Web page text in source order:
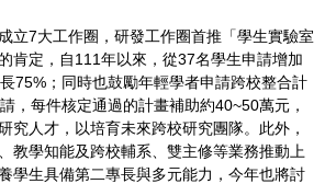
立7大工作圈，研發工作圈首推「學生實驗室
肯定，自111年以來，從37名學生申請增加
75%；同時也鼓勵年輕學者申請跨校整合計
，每件核定通過的計畫補助約40~50萬元，
究人才，以培育未來跨校研究團隊。此外，
教學知能及跨校輔系、雙主修等業務推動上
學生具備第二專長與多元能力，今年也將討